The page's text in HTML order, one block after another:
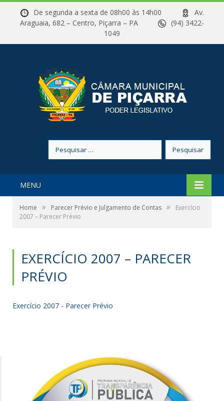
De segunda a sexta de 08h00 às 14h00
Av.
Araguaia, 682 – Centro, Piçarra – PA
(94) 3422-
1049
por:
MENU
Home » Parecer Prévio e Julgamento de Contas »
Exercício
2007 – Parecer Prévio
EXERCÍCIO 2007 – PARECER
PRÉVIO
Exercício 2007 - Parecer Prévio